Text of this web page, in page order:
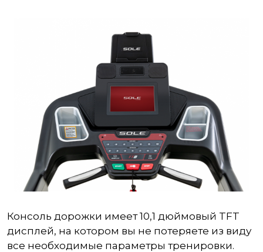
Консоль дорожки имеет 10,1 дюймовый TFT
дисплей, на котором вы не потеряете из виду
все необходимые параметры тренировки.